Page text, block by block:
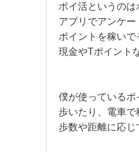
ポイ活というの
アプリでアンケ
ポイントを稼い
現金やTポイント
僕が使っているポ
歩いたり、電車で
歩数や距離に応じ